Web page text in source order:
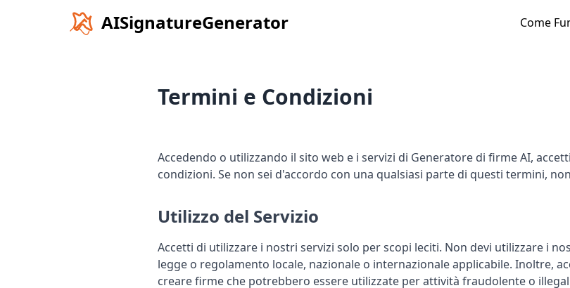
AISignatureGenerator Come
Termini e Condizioni
Accedendo o utilizzando il sito web e i servizi di Generatore di firme AI,
condizioni. Se non sei d'accordo con una qualsiasi parte di questi termini,
Utilizzo del Servizio
Accetti di utilizzare i nostri servizi solo per scopi leciti. Non devi utilizzare i
legge o regolamento locale, nazionale o internazionale applicabile. Inoltre,
creare firme che potrebbero essere utilizzate per attività fraudolente o